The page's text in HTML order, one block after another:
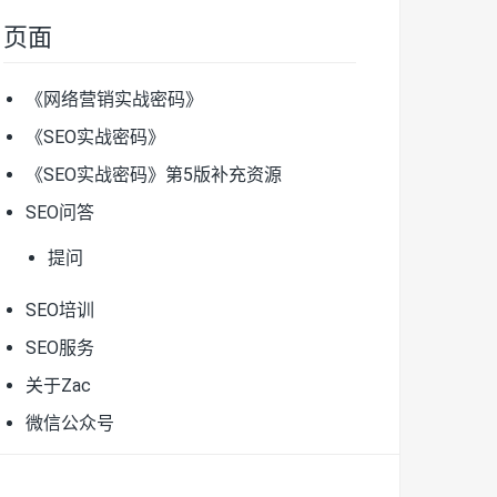
页面
《网络营销实战密码》
《SEO实战密码》
《SEO实战密码》第5版补充资源
SEO问答
提问
SEO培训
SEO服务
关于Zac
微信公众号